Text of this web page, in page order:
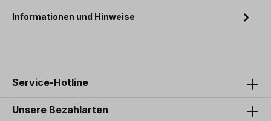
Informationen und Hinweise
Service-Hotline
Unsere Bezahlarten